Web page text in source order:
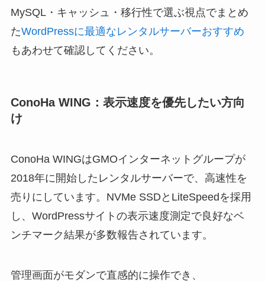
MySQL・キャッシュ・移行性で選ぶ視点でまとめ
たWordPressに最適なレンタルサーバーおすすめ
もあわせて確認してください。
ConoHa WING：表示速度を優先したい方向
け
ConoHa WINGはGMOインターネットグループが
2018年に開始したレンタルサーバーで、高速性を
売りにしています。NVMe SSDとLiteSpeedを採用
し、WordPressサイトの表示速度測定で良好なベ
ンチマーク結果が多数報告されています。
管理画面がモダンで直感的に操作でき、